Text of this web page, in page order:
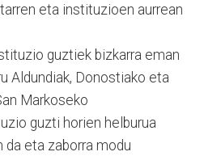
eta instituzioen aurrean
guztiek bizkarra eman
Aldundiak, Donostiako eta
Markoseko
guzti horien helburua
da eta zaborra modu